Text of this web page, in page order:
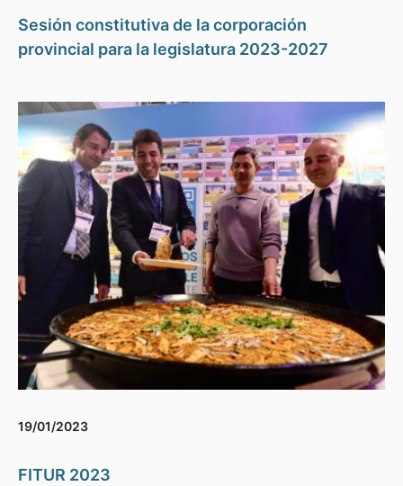
Sesión constitutiva de la corporación
provincial para la legislatura 2023-2027
19/01/2023
FITUR 2023